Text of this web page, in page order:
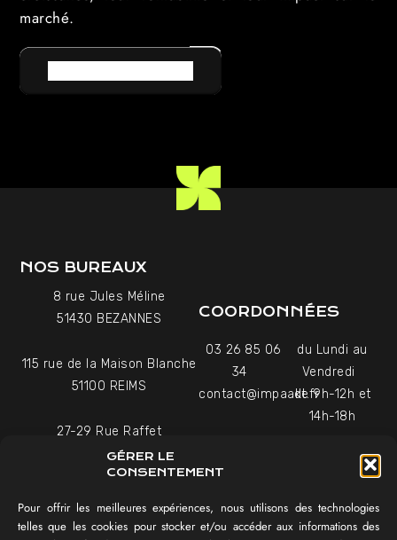
GÉRER LE
CONSENTEMENT
Pour offrir les meilleures expériences, nous utilisons des technologies
telles que les cookies pour stocker et/ou accéder aux informations des
marché.
NOS BUREAUX
8 rue Jules Méline
51430 BEZANNES
115 rue de la Maison Blanche
51100 REIMS
27-29 Rue Raffet
75016 PARIS
COORDONNÉES
03 26 85 06
34
contact@impaakt.fr
du Lundi au
Vendredi
de 9h-12h et
14h-18h
vous
NAVIGATION